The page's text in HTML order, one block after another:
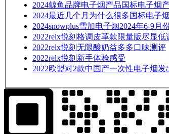
2024鲸鱼品牌电子烟产品国标电子烟
2024最近几个月为什么很多国标电子
2024snowplus雪加电子烟2024年6-9月
2022relx悦刻格调皮革款限量版尽显低
2022relx悦刻无限酸奶益多多口味测评
2022relx悦刻新手体验感受
2022欧盟对2款中国产一次性电子烟发